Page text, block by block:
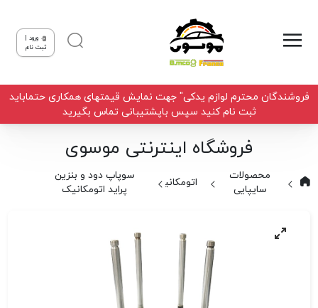
ورود |
ثبت نام
فروشندگان محترم لوازم یدکی" جهت نمایش قیمتهای همکاری حتماباید
ثبت نام کنید سپس باپشتیبانی تماس بگیرید
فروشگاه اینترنتی موسوی
محصولات
سایپایی
اتومکانیک
سوپاپ دود و بنزین
پراید اتومکانیک